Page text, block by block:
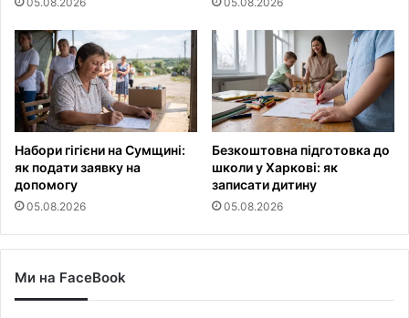
Набори гігієни на Сумщині:
як подати заявку на
допомогу
05.08.2026
Безкоштовна підготовка до
школи у Харкові: як
записати дитину
05.08.2026
Ми на FaceBook